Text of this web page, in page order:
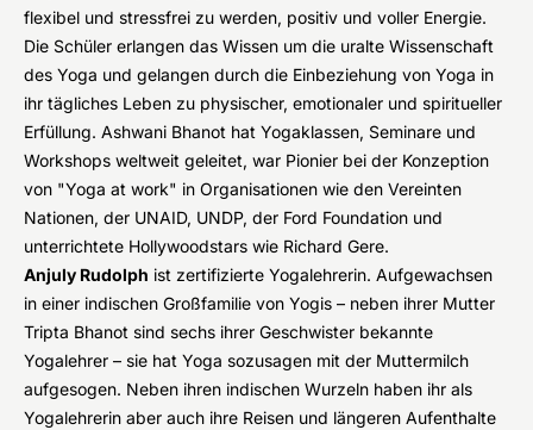
flexibel und stressfrei zu werden, positiv und voller Energie.
Die Schüler erlangen das Wissen um die uralte Wissenschaft
des Yoga und gelangen durch die Einbeziehung von Yoga in
ihr tägliches Leben zu physischer, emotionaler und spiritueller
Erfüllung. Ashwani Bhanot hat Yogaklassen, Seminare und
Workshops weltweit geleitet, war Pionier bei der Konzeption
von "Yoga at work" in Organisationen wie den Vereinten
Nationen, der UNAID, UNDP, der Ford Foundation und
unterrichtete Hollywoodstars wie Richard Gere.
Anjuly Rudolph ist zertifizierte Yogalehrerin. Aufgewachsen
in einer indischen Großfamilie von Yogis – neben ihrer Mutter
Tripta Bhanot sind sechs ihrer Geschwister bekannte
Yogalehrer – sie hat Yoga sozusagen mit der Muttermilch
aufgesogen. Neben ihren indischen Wurzeln haben ihr als
Yogalehrerin aber auch ihre Reisen und längeren Aufenthalte